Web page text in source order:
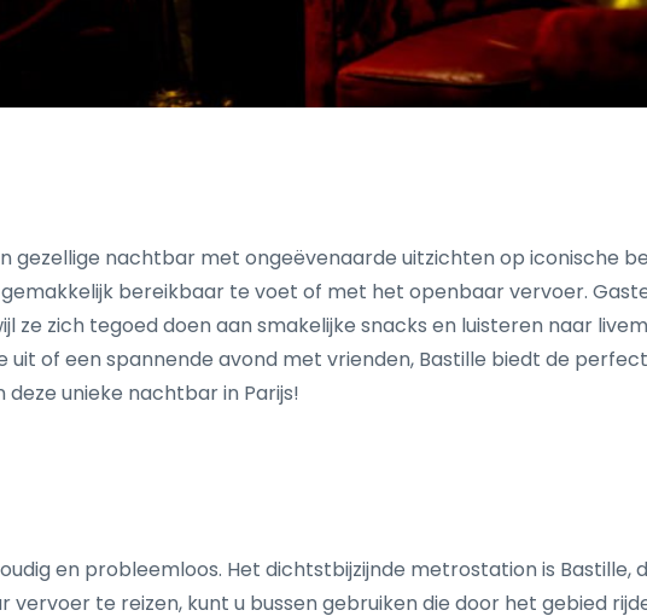
gezellige nachtbar met ongeëvenaarde uitzichten op iconische
bereikbaar te voet of met het openbaar vervoer.
zich tegoed doen aan smakelijke snacks en luisteren naar
of een spannende avond met vrienden, Bastille biedt de
unieke nachtbar in Parijs!
en probleemloos. Het dichtstbijzijnde metrostation is
te reizen, kunt u bussen gebruiken die door het gebied